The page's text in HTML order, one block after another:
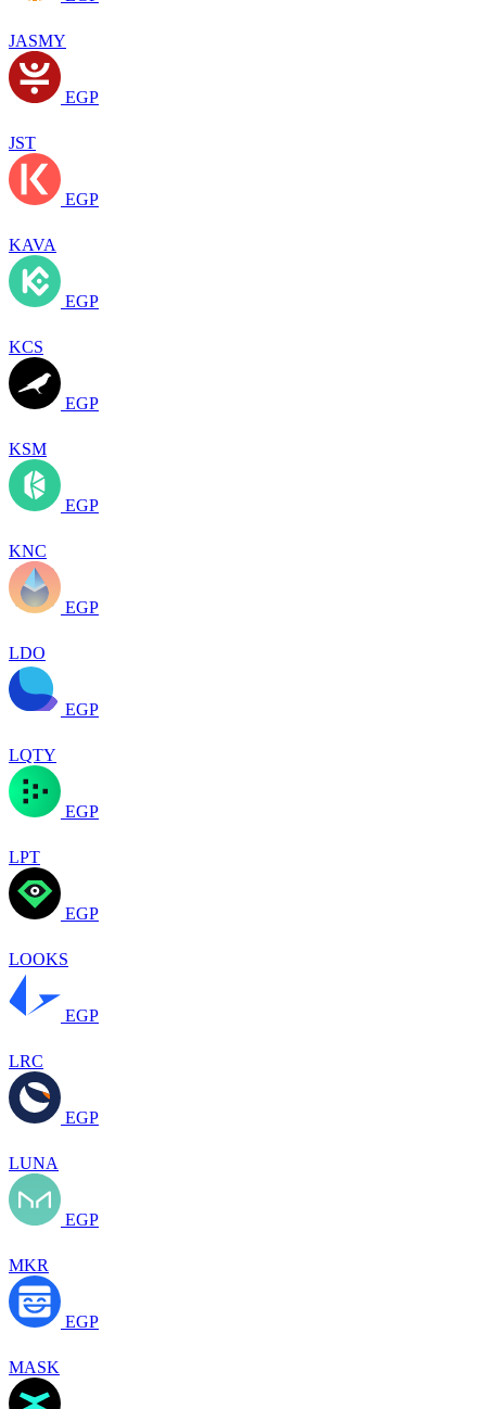
JASMY
EGP
JST
EGP
KAVA
EGP
KCS
EGP
KSM
EGP
KNC
EGP
LDO
EGP
LQTY
EGP
LPT
EGP
LOOKS
EGP
LRC
EGP
LUNA
EGP
MKR
EGP
MASK